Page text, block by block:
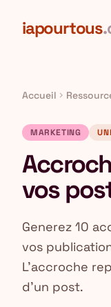
iapourtous
Accueil chevron_right
MARKETING
vos
Generez 10
vos
L'accroche
d'un post.